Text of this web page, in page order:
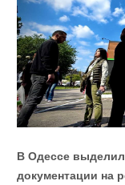
В Одессе
документации на